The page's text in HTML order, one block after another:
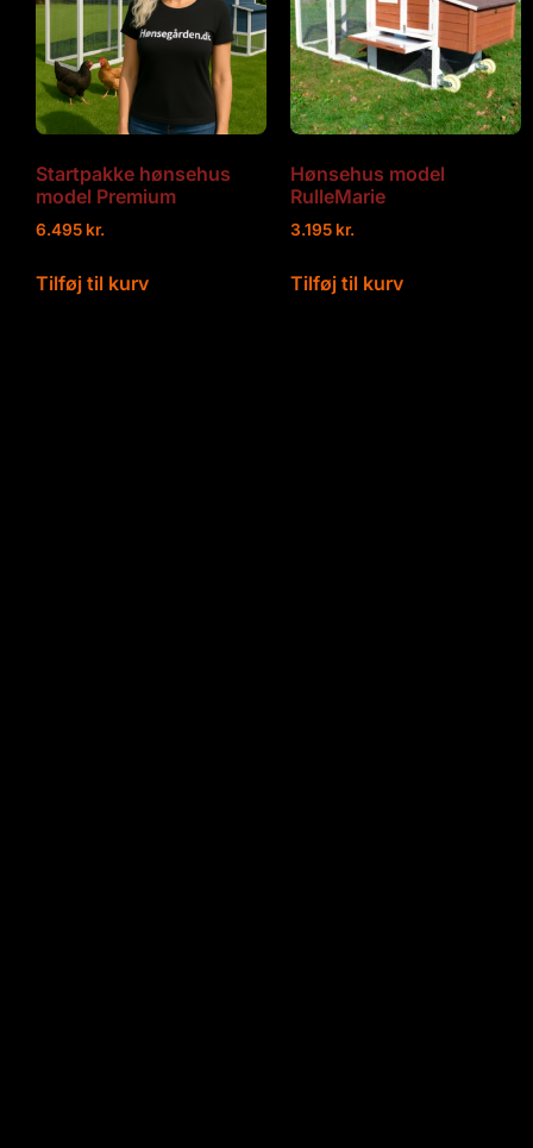
Startpakke hønsehus
model Premium
6.495 kr.
Tilføj til kurv
Hønsehus model
RulleMarie
3.195 kr.
Tilføj til kurv